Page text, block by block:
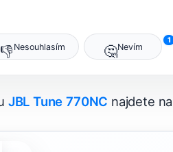
👎 Nesouhlasím 🤔Nevím
1
JBL Tune 770NC najdete